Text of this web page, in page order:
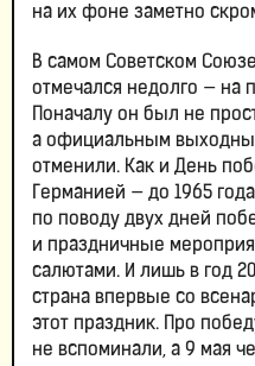
на их фоне заметно
В самом Советском
отмечался недолго — на
Поначалу он был не
а официальным
отменили. Как и День
Германией — до 1965
по поводу двух дней
и праздничные
салютами. И лишь в год
страна впервые со
этот праздник. Про
не вспоминали, а 9 мая